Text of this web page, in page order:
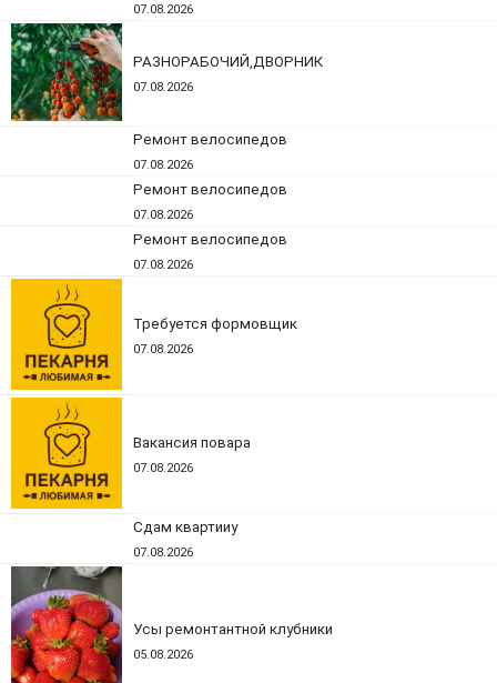
07.08.2026
РАЗНОРАБОЧИЙ,ДВОРНИК
07.08.2026
Ремонт велосипедов
07.08.2026
Ремонт велосипедов
07.08.2026
Ремонт велосипедов
07.08.2026
Требуется формовщик
07.08.2026
Вакансия повара
07.08.2026
Сдам квартииу
07.08.2026
Усы ремонтантной клубники
05.08.2026